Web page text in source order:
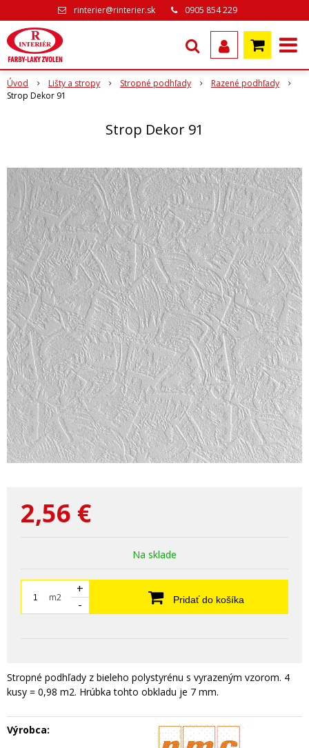
rinterier@rinterier.sk 0905 854 229
Úvod Lišty a stropy Stropné podhľady
Razené podhľady
Strop Dekor 91
Strop Dekor 91
2,56 €
Na sklade
m2
+
-
Pridať do košíka
Stropné podhľady z bieleho polystyrénu s vyrazeným vzorom. 4
kusy = 0,98 m2. Hrúbka tohto obkladu je 7 mm.
Výrobca: